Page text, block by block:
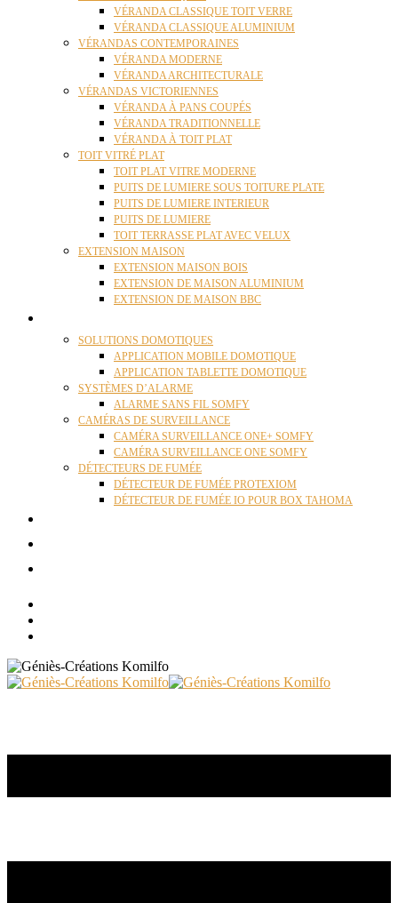
VÉRANDA CLASSIQUE TOIT VERRE
VÉRANDA CLASSIQUE ALUMINIUM
VÉRANDAS CONTEMPORAINES
VÉRANDA MODERNE
VÉRANDA ARCHITECTURALE
VÉRANDAS VICTORIENNES
VÉRANDA À PANS COUPÉS
VÉRANDA TRADITIONNELLE
VÉRANDA À TOIT PLAT
TOIT VITRÉ PLAT
TOIT PLAT VITRE MODERNE
PUITS DE LUMIERE SOUS TOITURE PLATE
PUITS DE LUMIERE INTERIEUR
PUITS DE LUMIERE
TOIT TERRASSE PLAT AVEC VELUX
EXTENSION MAISON
EXTENSION MAISON BOIS
EXTENSION DE MAISON ALUMINIUM
EXTENSION DE MAISON BBC
SOLUTIONS DOMOTIQUES
APPLICATION MOBILE DOMOTIQUE
APPLICATION TABLETTE DOMOTIQUE
SYSTÈMES D’ALARME
ALARME SANS FIL SOMFY
CAMÉRAS DE SURVEILLANCE
CAMÉRA SURVEILLANCE ONE+ SOMFY
CAMÉRA SURVEILLANCE ONE SOMFY
DÉTECTEURS DE FUMÉE
DÉTECTEUR DE FUMÉE PROTEXIOM
DÉTECTEUR DE FUMÉE IO POUR BOX TAHOMA